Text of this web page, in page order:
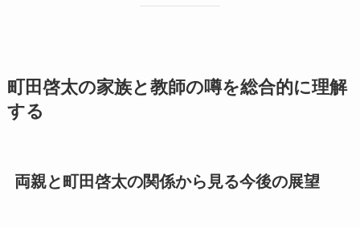
町田啓太の家族と教師の噂を総合的に理解
する
両親と町田啓太の関係から見る今後の展望